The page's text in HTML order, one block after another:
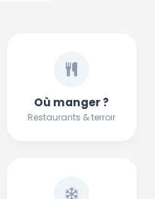
Où manger ?
Restaurants & terroir